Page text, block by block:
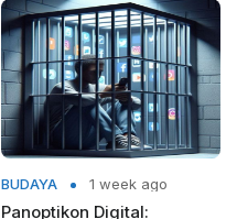
BUDAYA 1 week ago
Panoptikon Digital: